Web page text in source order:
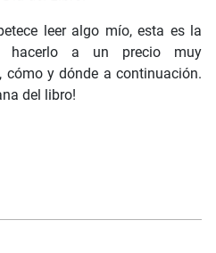
leer algo mío, esta es la
hacerlo a un precio muy
cómo y dónde a continuación.
del libro!